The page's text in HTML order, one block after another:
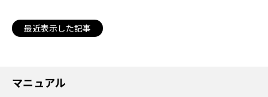
最近表示した記事
マニュアル